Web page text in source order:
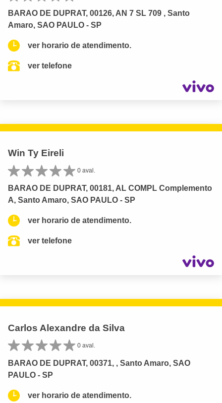
BARAO DE DUPRAT, 00126, AN 7 SL 709 , Santo
Amaro, SAO PAULO - SP
ver horario de atendimento.
ver telefone
Win Ty Eireli
0 aval.
BARAO DE DUPRAT, 00181, AL COMPL Complemento
A, Santo Amaro, SAO PAULO - SP
ver horario de atendimento.
ver telefone
Carlos Alexandre da Silva
0 aval.
BARAO DE DUPRAT, 00371, , Santo Amaro, SAO
PAULO - SP
ver horario de atendimento.